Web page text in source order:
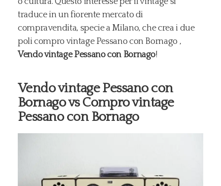
traduce in un fiorente mercato di
compravendita, specie a Milano, che crea i due
poli compro vintage Pessano con Bornago ,
Vendo vintage Pessano con Bornago!
Vendo vintage Pessano con
Bornago vs Compro vintage
Pessano con Bornago